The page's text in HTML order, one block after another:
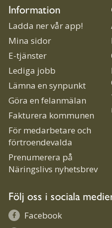
Information
Ladda ner vår app!
Mina sidor
E-tjänster
Lediga jobb
Lämna en synpunkt
Göra en felanmälan
Fakturera kommunen
För medarbetare och
förtroendevalda
Prenumerera på
Näringslivs nyhetsbrev
Följ oss i sociala
Facebook